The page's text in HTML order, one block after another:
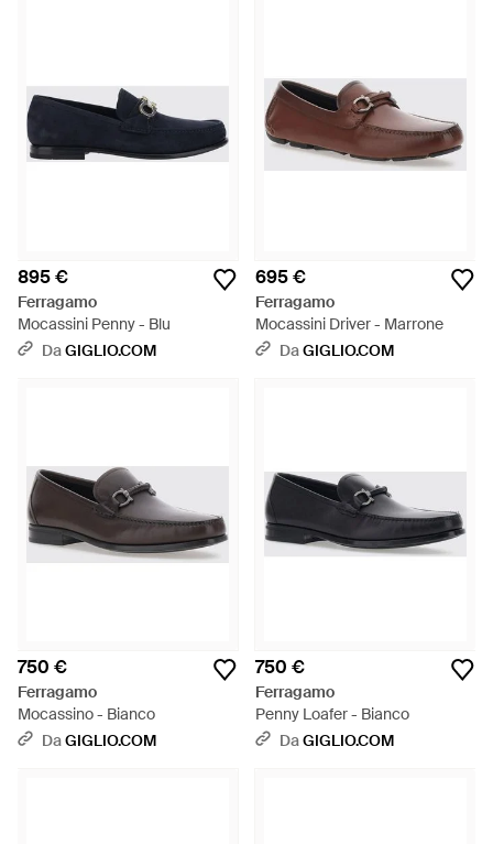
895 €
Ferragamo
Mocassini Penny - Blu
DaGIGLIO.COM
695 €
Ferragamo
Mocassini Driver - Marrone
DaGIGLIO.COM
750 €
Ferragamo
Mocassino - Bianco
DaGIGLIO.COM
750 €
Ferragamo
Penny Loafer - Bianco
DaGIGLIO.COM